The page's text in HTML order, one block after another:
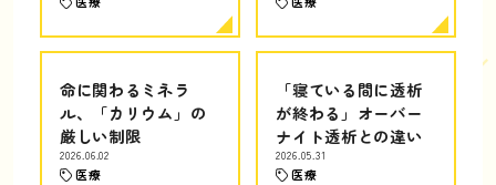
命に関わるミネラ
ル、「カリウム」の
厳しい制限
2026.06.02
医療
「寝ている間に透析
が終わる」オーバー
ナイト透析との違い
2026.05.31
医療